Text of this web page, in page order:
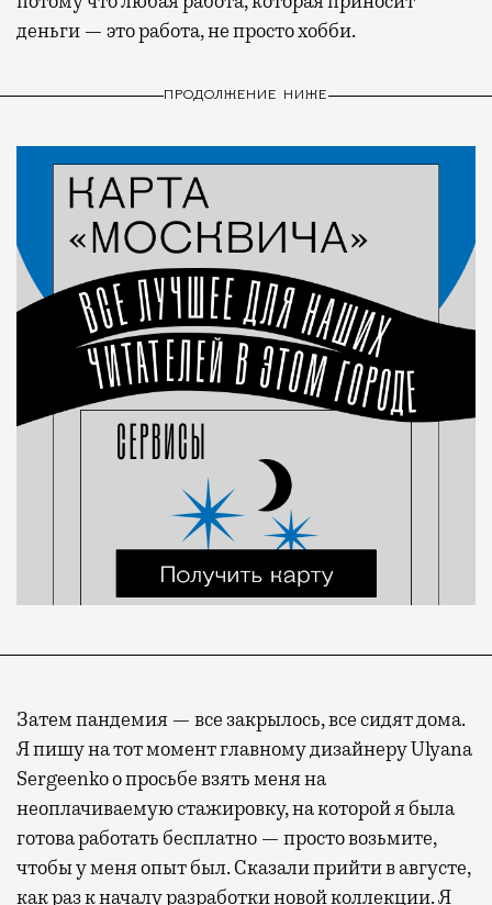
деньги — это работа, не просто хобби.
ПРОДОЛЖЕНИЕ НИЖЕ
Затем пандемия — все закрылось, все сидят дома.
Я пишу на тот момент главному дизайнеру Ulyana
Sergeenko о просьбе взять меня на
неоплачиваемую стажировку, на которой я была
готова работать бесплатно — просто возьмите,
чтобы у меня опыт был. Сказали прийти в августе,
как раз к началу разработки новой коллекции. Я